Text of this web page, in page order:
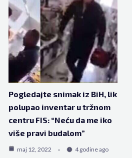
Pogledajte snimak iz BiH, lik
polupao inventar u tržnom
centru FIS: “Neću da me iko
više pravi budalom”
maj 12, 2022 4 godine ago